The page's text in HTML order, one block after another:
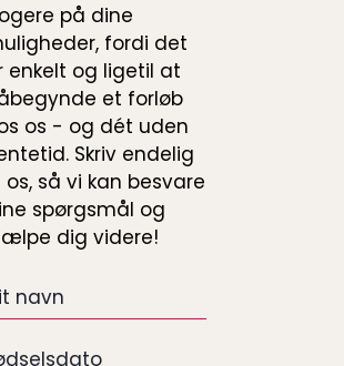
på dine
fordi det
enkelt og ligetil at
et forløb
os - og dét uden
Skriv endelig
os, så vi kan besvare
spørgsmål og
dig videre!